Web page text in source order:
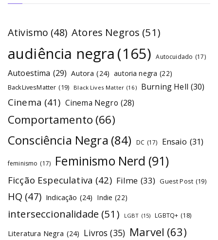
Ativismo (48) Atores Negros (51)
audiência negra (165) Autocuidado (17)
Autoestima (29) Autora (24) autoria negra (22)
BackLivesMatter (19) Black Lives Matter (16) Burning Hell (30)
Cinema (41) Cinema Negro (28)
Comportamento (66)
Consciência Negra (84) DC (17) Ensaio (31)
feminismo (17) Feminismo Nerd (91)
Ficção Especulativa (42) Filme (33) Guest Post (19)
HQ (47) Indicação (24) Indie (22)
interseccionalidade (51) LGBT (15) LGBTQ+ (18)
Literatura Negra (24) Livros (35) Marvel (63)